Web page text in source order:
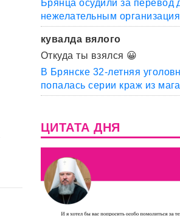
Брянца осудили за перевод
нежелательным
кувалда вялого
Откуда ты взялся 😀
В Брянске 32-летняя
попалась серии краж из
ЦИТАТА ДНЯ